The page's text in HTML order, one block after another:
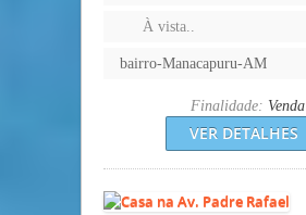
À vista..
bairro-Manacapuru-AM
Finalidade: Venda
VER DETALHES